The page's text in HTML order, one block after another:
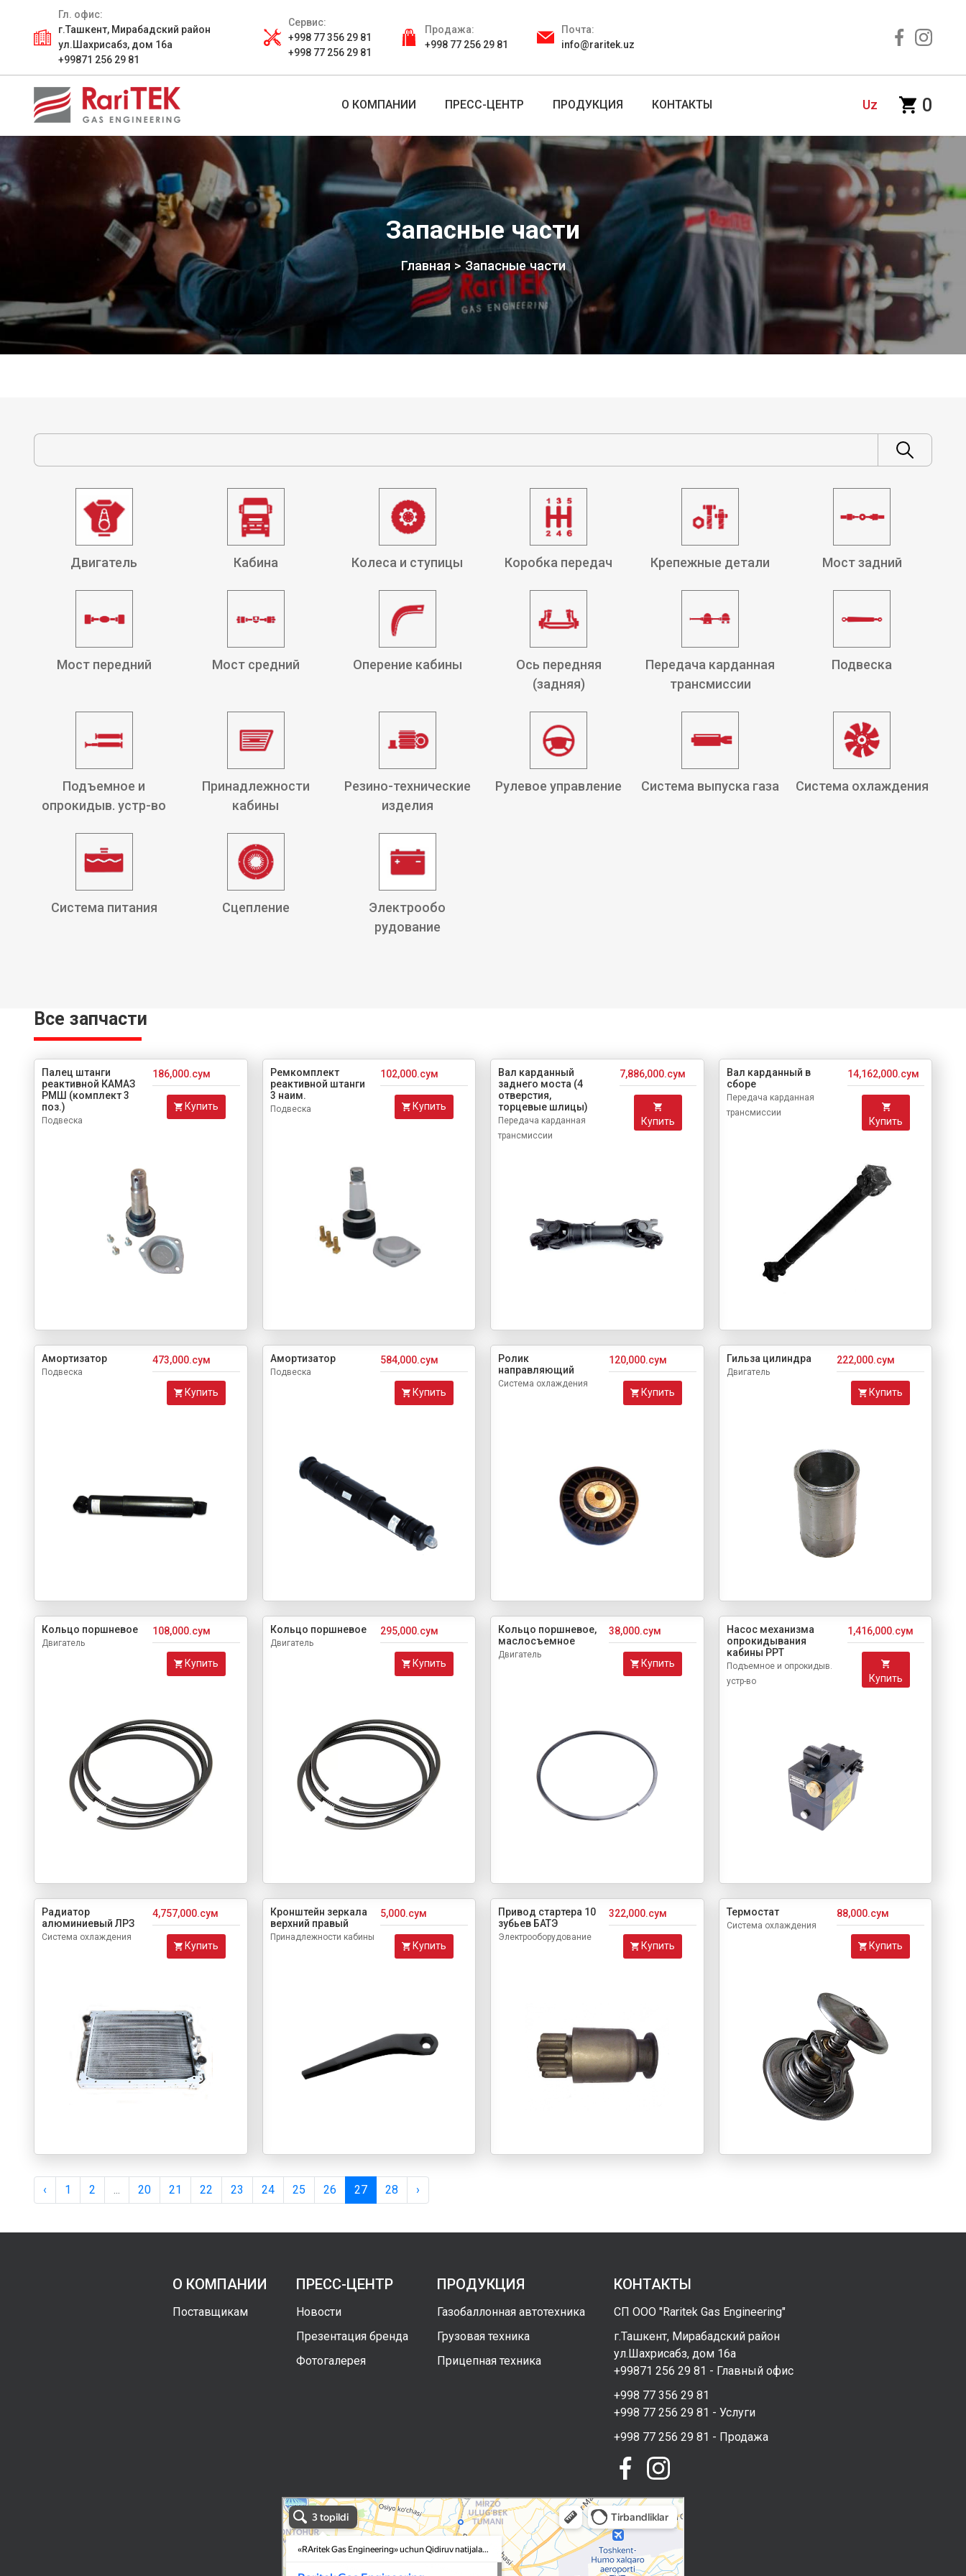
Гл. офис:
г.Ташкент, Мирабадский район
ул.Шахрисабз, дом 16а
+99871 256 29 81
Сервис:
+998 77 356 29 81
+998 77 256 29 81
Продажа:
+998 77 256 29 81
Почта:
info@raritek.uz
О КОМПАНИИ ПРЕСС-ЦЕНТР ПРОДУКЦИЯ КОНТАКТЫ Uz 0
Запасные части
Главная Запасные части
Двигатель Кабина Колеса и ступицы Коробка передач Крепежные детали Мост задний
Мост передний Мост средний Оперение кабины
Ось передняя
(задняя)
Передача карданная
трансмиссии
Подвеска
Подъемное и
опрокидыв. устр-во
Принадлежности
кабины
Резино-технические
изделия
Рулевое управление Система выпуска газа Система охлаждения
Система питания Сцепление
Электрообо
рудование
Все запчасти
Палец штанги
реактивной КАМАЗ
РМШ (комплект 3
поз.)
Подвеска
186,000.сум
Купить
Ремкомплект
реактивной штанги
3 наим.
Подвеска
102,000.сум
Купить
Вал карданный
заднего моста (4
отверстия,
торцевые шлицы)
Передача карданная
трансмиссии
7,886,000.сум
Купить
Вал карданный в
сборе
Передача карданная
трансмиссии
14,162,000.сум
Купить
Амортизатор
Подвеска
473,000.сум
Купить
Амортизатор
Подвеска
584,000.сум
Купить
Ролик
направляющий
Система охлаждения
120,000.сум
Купить
Гильза цилиндра
Двигатель
222,000.сум
Купить
Кольцо поршневое
Двигатель
108,000.сум
Купить
Кольцо поршневое
Двигатель
295,000.сум
Купить
Кольцо поршневое,
маслосъемное
Двигатель
38,000.сум
Купить
Насос механизма
опрокидывания
кабины PPT
Подъемное и опрокидыв.
устр-во
1,416,000.сум
Купить
Радиатор
алюминиевый ЛРЗ
Система охлаждения
4,757,000.сум
Купить
Кронштейн зеркала
верхний правый
Принадлежности кабины
5,000.сум
Купить
Привод стартера 10
зубьев БАТЭ
Электрооборудование
322,000.сум
Купить
Термостат
Система охлаждения
88,000.сум
Купить
‹ 1 2 ... 20 21 22 23 24 25 26 27 28 ›
О КОМПАНИИ
Поставщикам
ПРЕСС-ЦЕНТР
Новости
Презентация бренда
Фотогалерея
ПРОДУКЦИЯ
Газобаллонная автотехника
Грузовая техника
Прицепная техника
КОНТАКТЫ
СП ООО "Raritek Gas Engineering"
г.Ташкент, Мирабадский район
ул.Шахрисабз, дом 16а
+99871 256 29 81 - Главный офис
+998 77 356 29 81
+998 77 256 29 81 - Услуги
+998 77 256 29 81 - Продажа
RAritek Gas Engineering в Ташкенте
Ташкент